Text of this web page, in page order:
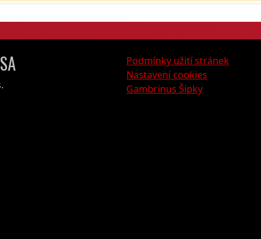
Podmínky užití stránek
Nastavení cookies
Gambrinus Šipky